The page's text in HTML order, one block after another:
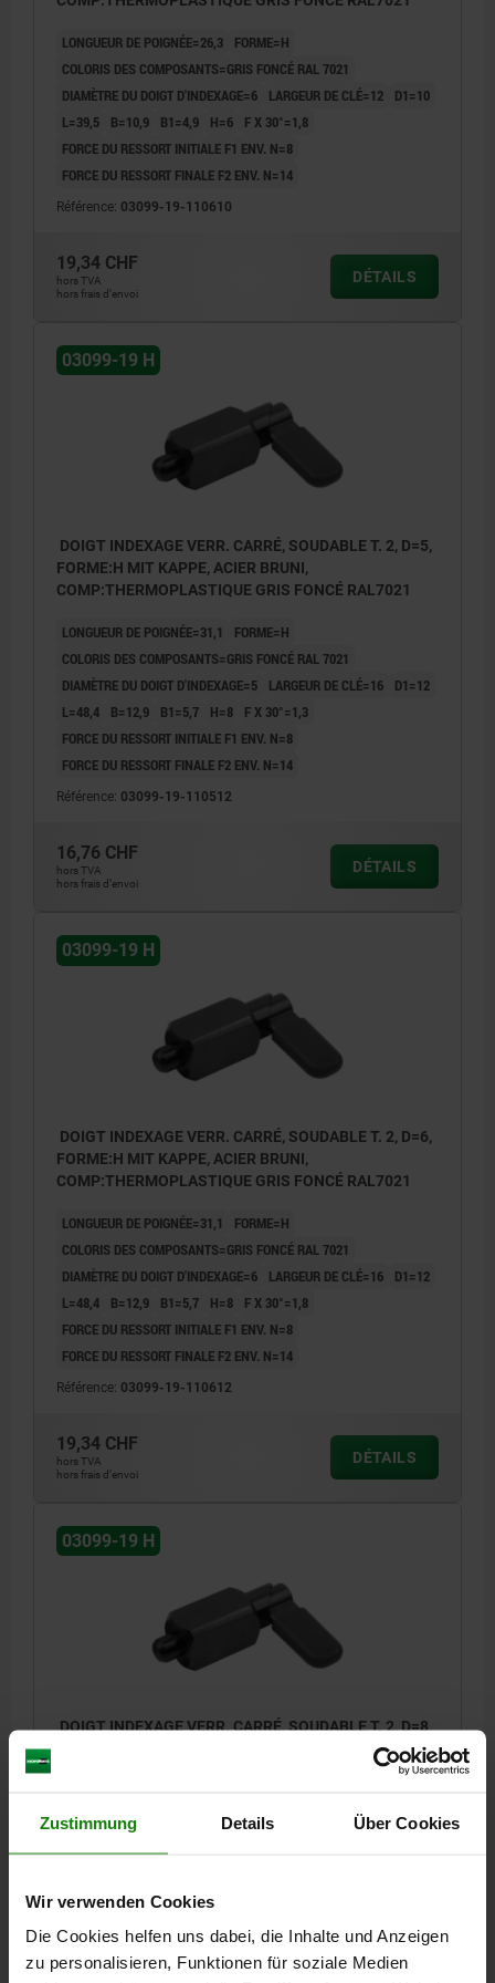
Zustimmung Details Über Cookies
Wir verwenden Cookies
Die Cookies helfen uns dabei, die Inhalte und Anzeigen
zu personalisieren, Funktionen für soziale Medien
LONGUEUR DE POIGNÉE=26,3
FORME=H
COLORIS DES COMPOSANTS=GRIS FONCÉ RAL 7021
DIAMÈTRE DU DOIGT D'INDEXAGE=6
LARGEUR DE CLÉ=12
D1=10
L=39,5
B=10,9 B1=4,9 H=6
F X 30°=1,8
FORCE DU RESSORT INITIALE F1 ENV. N=8
FORCE DU RESSORT FINALE F2 ENV. N=14
Référence: 03099-19-110610
19,34 CHF
hors TVA
hors frais d’envoi
DÉTAILS
03099-19 H
DOIGT INDEXAGE VERR. CARRÉ, SOUDABLE T. 2, D=5,
FORME:H MIT KAPPE, ACIER BRUNI,
COMP:THERMOPLASTIQUE GRIS FONCÉ RAL7021
LONGUEUR DE POIGNÉE=31,1
FORME=H
COLORIS DES COMPOSANTS=GRIS FONCÉ RAL 7021
DIAMÈTRE DU DOIGT D'INDEXAGE=5
LARGEUR DE CLÉ=16
D1=12
L=48,4
B=12,9 B1=5,7 H=8
F X 30°=1,3
FORCE DU RESSORT INITIALE F1 ENV. N=8
FORCE DU RESSORT FINALE F2 ENV. N=14
Référence: 03099-19-110512
16,76 CHF
hors TVA
hors frais d’envoi
DÉTAILS
03099-19 H
DOIGT INDEXAGE VERR. CARRÉ, SOUDABLE T. 2, D=6,
FORME:H MIT KAPPE, ACIER BRUNI,
COMP:THERMOPLASTIQUE GRIS FONCÉ RAL7021
LONGUEUR DE POIGNÉE=31,1
FORME=H
COLORIS DES COMPOSANTS=GRIS FONCÉ RAL 7021
DIAMÈTRE DU DOIGT D'INDEXAGE=6
LARGEUR DE CLÉ=16
D1=12
L=48,4
B=12,9 B1=5,7 H=8
F X 30°=1,8
FORCE DU RESSORT INITIALE F1 ENV. N=8
FORCE DU RESSORT FINALE F2 ENV. N=14
Référence: 03099-19-110612
19,34 CHF
hors TVA
hors frais d’envoi
DÉTAILS
03099-19 H
DOIGT INDEXAGE VERR. CARRÉ, SOUDABLE T. 2, D=8,
COMP:THERMOPLASTIQUE GRIS FONCÉ RAL7021
LONGUEUR DE POIGNÉE=31,1
FORME=H
COLORIS DES COMPOSANTS=GRIS FONCÉ RAL 7021
B=12,9 B1=5,7
FORCE DU RESSORT FINALE F2 ENV. N=14